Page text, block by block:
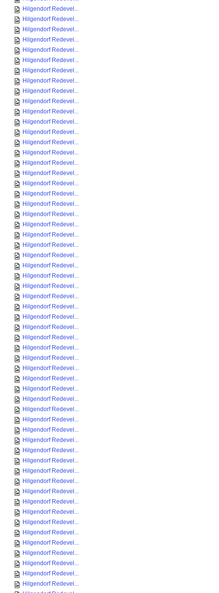
Hilgendorf Redevel...
Hilgendorf Redevel...
Hilgendorf Redevel...
Hilgendorf Redevel...
Hilgendorf Redevel...
Hilgendorf Redevel...
Hilgendorf Redevel...
Hilgendorf Redevel...
Hilgendorf Redevel...
Hilgendorf Redevel...
Hilgendorf Redevel...
Hilgendorf Redevel...
Hilgendorf Redevel...
Hilgendorf Redevel...
Hilgendorf Redevel...
Hilgendorf Redevel...
Hilgendorf Redevel...
Hilgendorf Redevel...
Hilgendorf Redevel...
Hilgendorf Redevel...
Hilgendorf Redevel...
Hilgendorf Redevel...
Hilgendorf Redevel...
Hilgendorf Redevel...
Hilgendorf Redevel...
Hilgendorf Redevel...
Hilgendorf Redevel...
Hilgendorf Redevel...
Hilgendorf Redevel...
Hilgendorf Redevel...
Hilgendorf Redevel...
Hilgendorf Redevel...
Hilgendorf Redevel...
Hilgendorf Redevel...
Hilgendorf Redevel...
Hilgendorf Redevel...
Hilgendorf Redevel...
Hilgendorf Redevel...
Hilgendorf Redevel...
Hilgendorf Redevel...
Hilgendorf Redevel...
Hilgendorf Redevel...
Hilgendorf Redevel...
Hilgendorf Redevel...
Hilgendorf Redevel...
Hilgendorf Redevel...
Hilgendorf Redevel...
Hilgendorf Redevel...
Hilgendorf Redevel...
Hilgendorf Redevel...
Hilgendorf Redevel...
Hilgendorf Redevel...
Hilgendorf Redevel...
Hilgendorf Redevel...
Hilgendorf Redevel...
Hilgendorf Redevel...
Hilgendorf Redevel...